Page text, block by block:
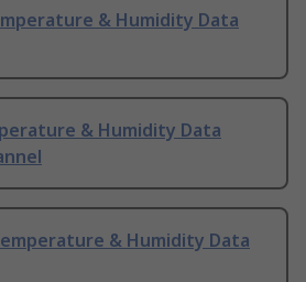
& Humidity Data
& Humidity Data
& Humidity Data